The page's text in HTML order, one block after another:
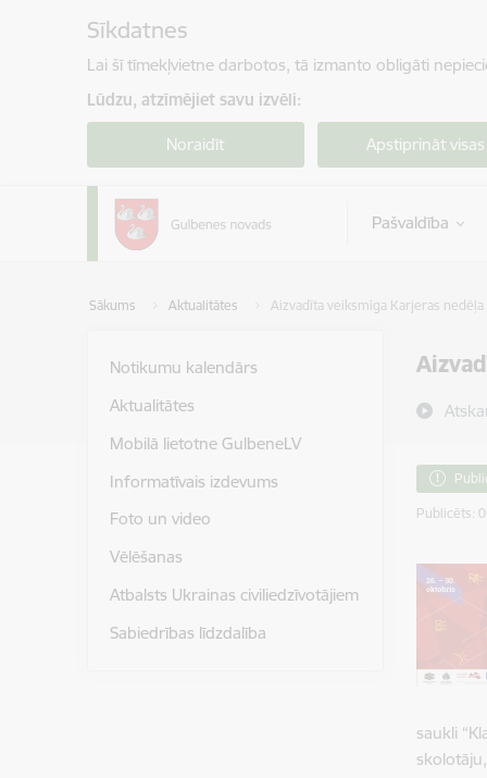
Sīkdatnes
Lai šī tīmekļvietne darbotos, tā izmanto obligāti
Lūdzu, atzīmējiet savu izvēli:
Noraidīt Apstiprināt visas
Pašvaldība
Sākums Aktualitātes Aizvadīta veiksmīga Karjeras
Notikumu kalendārs
Aktualitātes
Mobilā lietotne GulbeneLV
Informatīvais izdevums
Foto un video
Vēlēšanas
Atbalsts Ukrainas civiliedzīvotājiem
Sabiedrības līdzdalība
Publicēts:
saukli